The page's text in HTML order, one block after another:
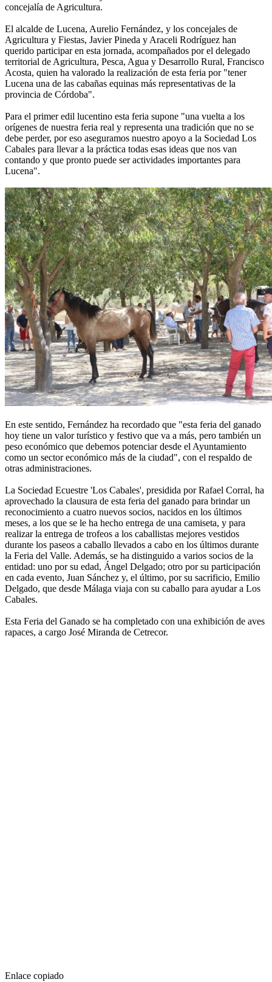
concejalía de Agricultura.
El alcalde de Lucena, Aurelio Fernández, y los concejales de
Agricultura y Fiestas, Javier Pineda y Araceli Rodríguez han
querido participar en esta jornada, acompañados por el delegado
territorial de Agricultura, Pesca, Agua y Desarrollo Rural, Francisco
Acosta, quien ha valorado la realización de esta feria por "tener
Lucena una de las cabañas equinas más representativas de la
provincia de Córdoba".
Para el primer edil lucentino esta feria supone "una vuelta a los
orígenes de nuestra feria real y representa una tradición que no se
debe perder, por eso aseguramos nuestro apoyo a la Sociedad Los
Cabales para llevar a la práctica todas esas ideas que nos van
contando y que pronto puede ser actividades importantes para
Lucena".
En este sentido, Fernández ha recordado que "esta feria del ganado
hoy tiene un valor turístico y festivo que va a más, pero también un
peso económico que debemos potenciar desde el Ayuntamiento
como un sector económico más de la ciudad", con el respaldo de
otras administraciones.
La Sociedad Ecuestre 'Los Cabales', presidida por Rafael Corral, ha
aprovechado la clausura de esta feria del ganado para brindar un
reconocimiento a cuatro nuevos socios, nacidos en los últimos
meses, a los que se le ha hecho entrega de una camiseta, y para
realizar la entrega de trofeos a los caballistas mejores vestidos
durante los paseos a caballo llevados a cabo en los últimos durante
la Feria del Valle. Además, se ha distinguido a varios socios de la
entidad: uno por su edad, Ángel Delgado; otro por su participación
en cada evento, Juan Sánchez y, el último, por su sacrificio, Emilio
Delgado, que desde Málaga viaja con su caballo para ayudar a Los
Cabales.
Esta Feria del Ganado se ha completado con una exhibición de aves
rapaces, a cargo José Miranda de Cetrecor.
Enlace copiado